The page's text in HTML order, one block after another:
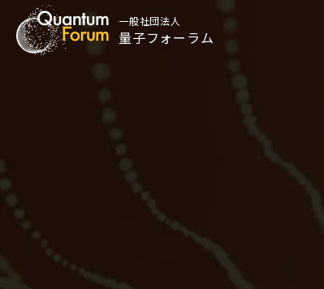
一般社団法人
量子フォーラム